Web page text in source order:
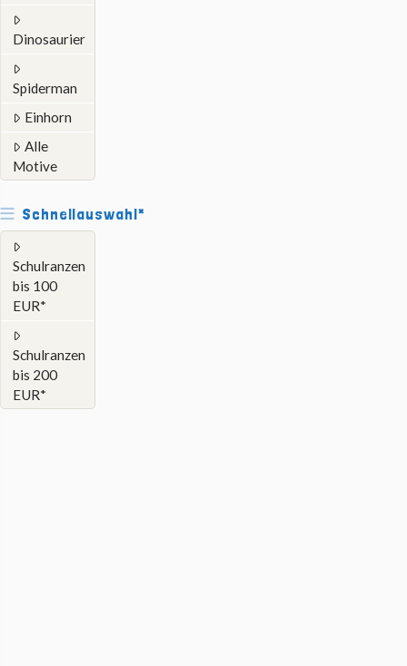
Dinosaurier
Spiderman
Einhorn
Alle
Motive
Schnellauswahl*
Schulranzen
bis 100
EUR*
Schulranzen
bis 200
EUR*